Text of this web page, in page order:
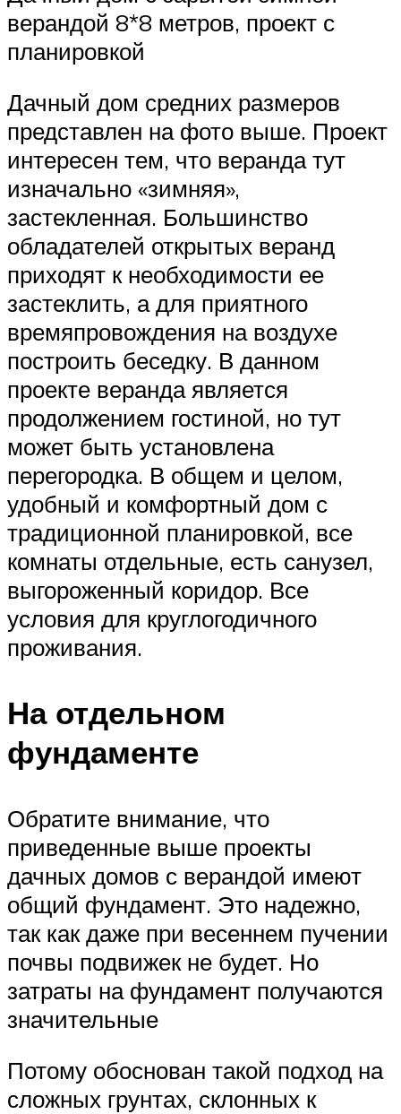
верандой 8*8 метров, проект с
планировкой
Дачный дом средних размеров
представлен на фото выше. Проект
интересен тем, что веранда тут
изначально «зимняя»,
застекленная. Большинство
обладателей открытых веранд
приходят к необходимости ее
застеклить, а для приятного
времяпровождения на воздухе
построить беседку. В данном
проекте веранда является
продолжением гостиной, но тут
может быть установлена
перегородка. В общем и целом,
удобный и комфортный дом с
традиционной планировкой, все
комнаты отдельные, есть санузел,
выгороженный коридор. Все
условия для круглогодичного
проживания.
На отдельном
фундаменте
Обратите внимание, что
приведенные выше проекты
дачных домов с верандой имеют
общий фундамент. Это надежно,
так как даже при весеннем пучении
почвы подвижек не будет. Но
затраты на фундамент получаются
значительные
Потому обоснован такой подход на
сложных грунтах, склонных к